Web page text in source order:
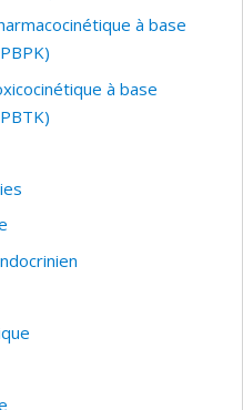
à base
à base